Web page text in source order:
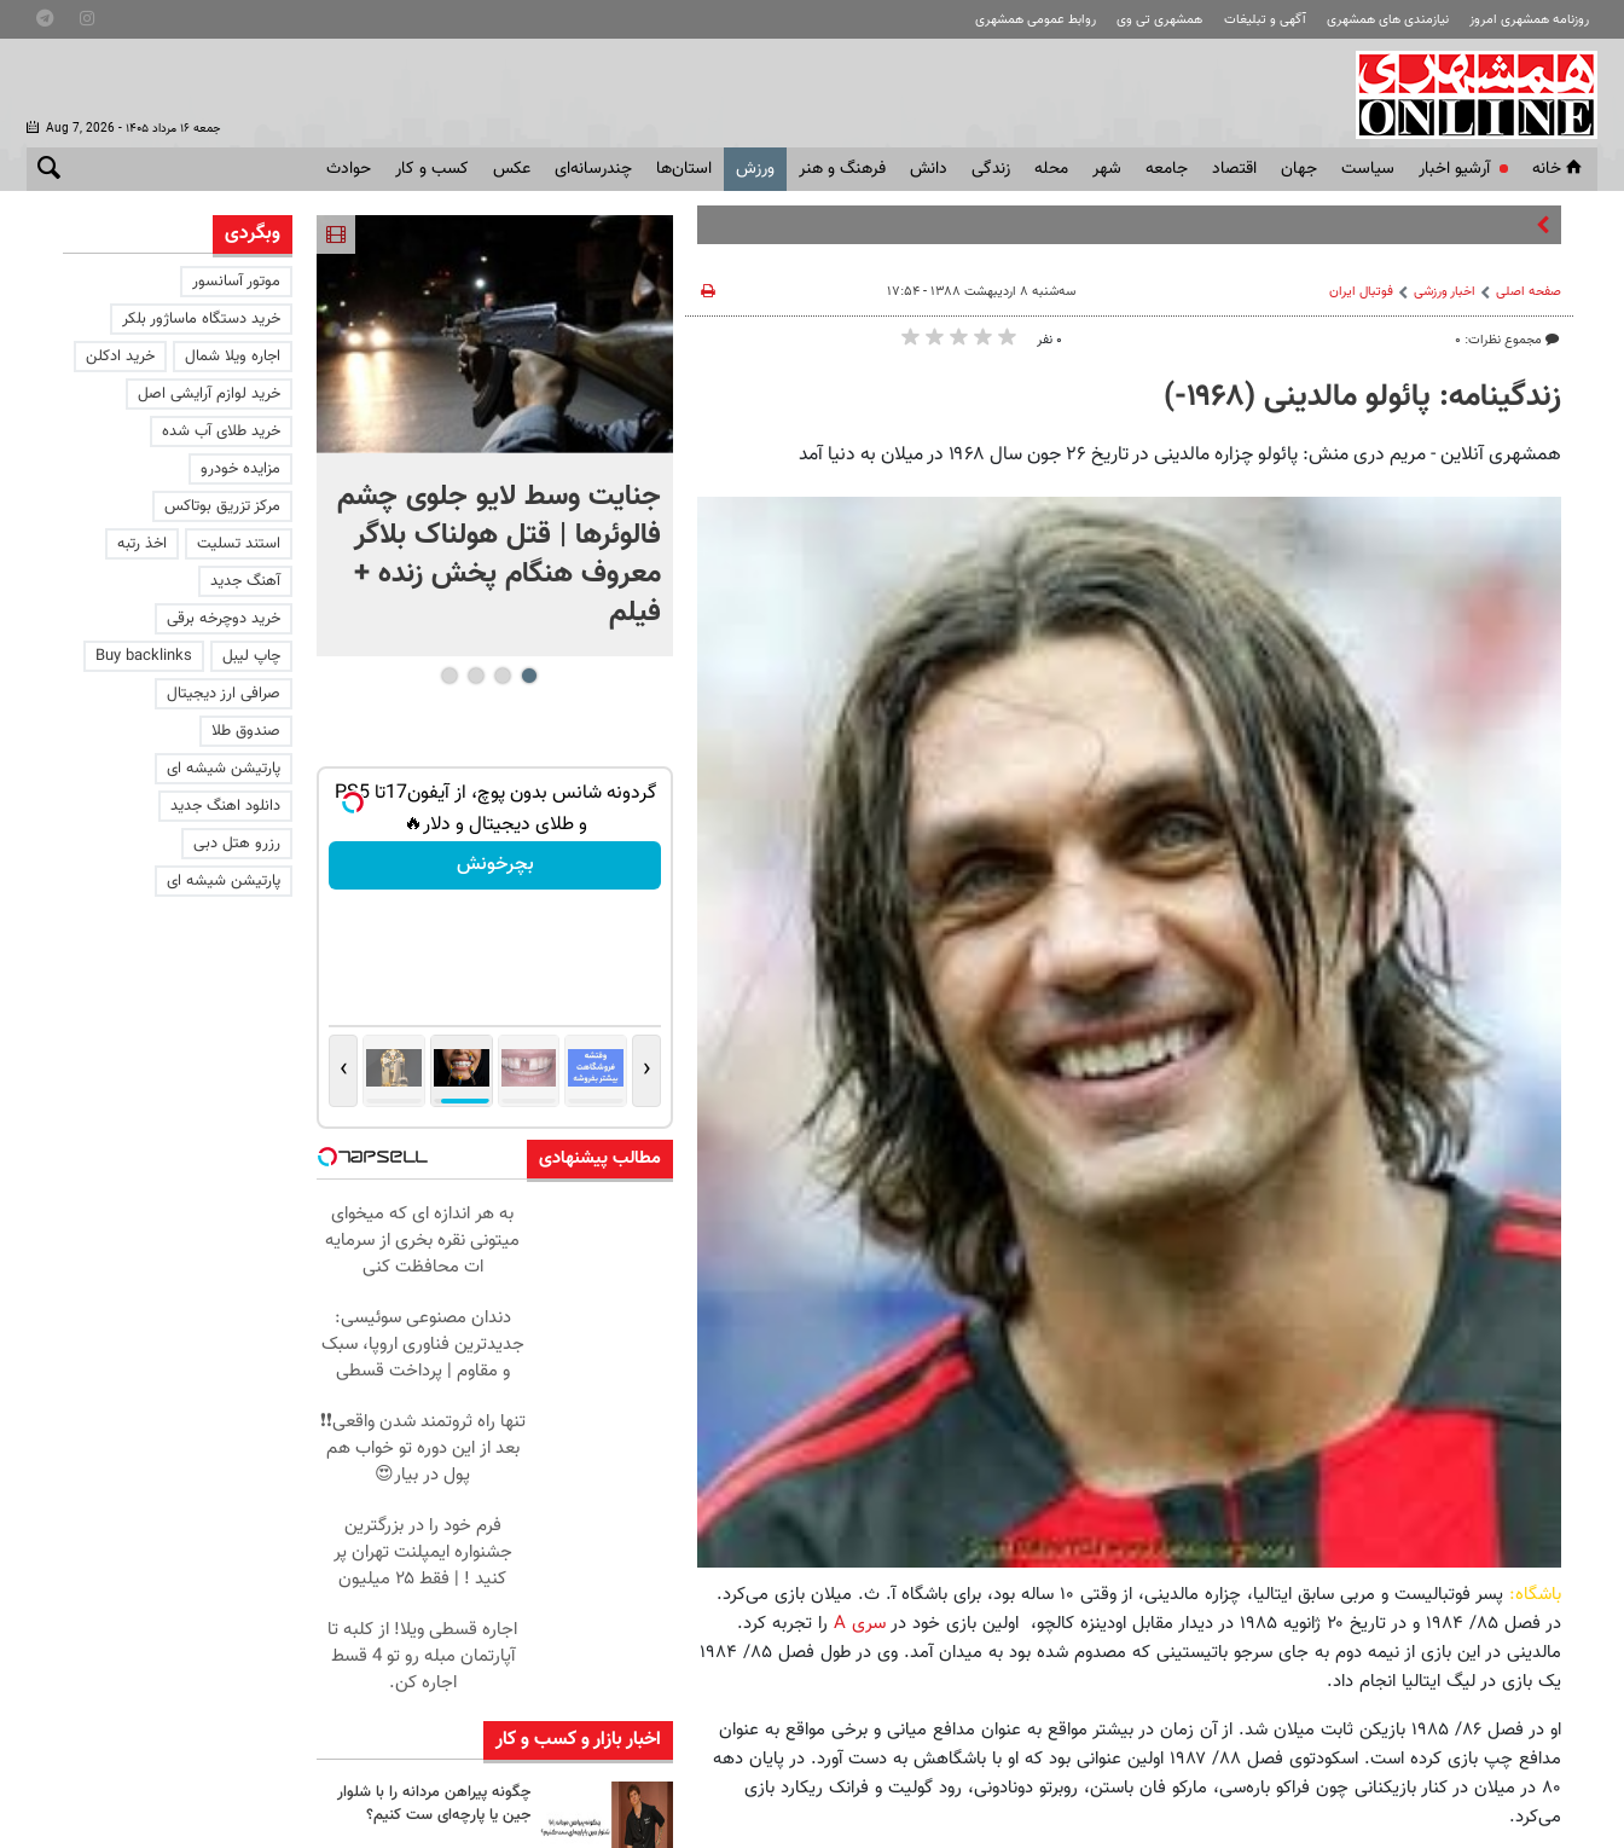
روزنامه همشهری امروز نیازمندی های همشهری آگهی و تبلیغات همشهری تی وی روابط عمومی همشهری
Aug 7, 2026 - جمعه ۱۶ مرداد ۱۴۰۵
خانه آرشیو اخبار سياست جهان اقتصاد جامعه شهر محله زندگی دانش فرهنگ و هنر ورزش استان‌ها چندرسانه‌ای عکس کسب و کار حوادث
صفحه اصلی اخبار ورزشی فوتبال ايران
مجموع نظرات: ۰
سه‌شنبه ۸ اردیبهشت ۱۳۸۸ - ۱۷:۵۴
۰ نفر
زندگینامه: پائولو مالدینی (۱۹۶۸-)
همشهری آنلاین - مریم دری منش: پائولو چزاره مالدینی در تاریخ ۲۶ جون سال ۱۹۶۸ در میلان به دنیا آمد
باشگاه:
پسر فوتبالیست و مربی سابق ایتالیا، چزاره مالدینی، از وقتی ۱۰ ساله بود، برای باشگاه آ. ث. میلان بازی می‌کرد.
در فصل ۸۵/ ۱۹۸۴ و در تاریخ ۲۰ ژانویه ۱۹۸۵ در دیدار مقابل اودینزه کالچو، ‌ اولین بازی خود در
سری A
را تجربه کرد.
مالدینی در این بازی از نیمه دوم به جای سرجو باتیستینی که مصدوم شده بود به میدان آمد. وی در طول فصل ۸۵/ ۱۹۸۴
یک بازی در لیگ ایتالیا انجام داد.
او در فصل ۸۶/ ۱۹۸۵ بازیکن ثابت میلان شد. از آن زمان در بیشتر مواقع به عنوان مدافع میانی و برخی مواقع به عنوان
مدافع چپ بازی کرده است. اسکودتوی فصل ۸۸/ ۱۹۸۷ اولین عنوانی بود که او با باشگاهش به دست آورد. در پایان دهه
۸۰ در میلان در کنار بازیکنانی چون فراکو باره‌سی، مارکو فان باستن، روبرتو دونادونی، رود گولیت و فرانک ریکارد بازی
می‌کرد.
اگر یک‌بار دیگر ایران به ما
حمله کند فلج می شویم
جنایت وسط لایو جلوی چشم
فالوئرها | قتل هولناک بلاگر
معروف هنگام پخش زنده +
فیلم
صحنه ای نادر از حیات
ایران در سبلان + فیلم
از اینجا شروع می‌شه، برای
درآمد بیشتر، آماده‌ای؟
به بزرگترین جشنواره ایمپلنت تهران خوش
اومدید! | فقط ۲۵ میلیون !
رزرورایگان نوبت
با این روش توی خونه،سفیدی و زیبایی
دندوناتو برگردون(40%off)
تخفیف ویژه!
گردونه شانس بدون پوچ، از آیفون17تا PS5
و طلای دیجیتال و دلار🔥
بچرخونش
‹
›
مطالب پیشنهادی
به هر اندازه ای که میخوای
میتونی نقره بخری از سرمایه
ات محافظت کنی
دندان مصنوعی سوئیسی:
جدیدترین فناوری اروپا، سبک
و مقاوم | پرداخت قسطی
تنها راه ثروتمند شدن واقعی❗❗
بعد از این دوره تو خواب هم
پول در بیار😍
فرم خود را در بزرگترین
جشنواره ایمپلنت تهران پر
کنید ! | فقط ۲۵ میلیون
اجاره‌ قسطی ویلا! از کلبه تا
آپارتمان مبله رو تو 4 قسط
اجاره کن.
اخبار بازار و کسب و کار
چگونه پیراهن مردانه را با شلوار
جین یا پارچه‌ای ست کنیم؟
وبگردی
موتور آسانسور
خرید دستگاه ماساژور بلکر
اجاره ویلا شمال
خرید ادکلن
خرید لوازم آرایشی اصل
خرید طلای آب شده
مزایده خودرو
مرکز تزریق بوتاکس
استند تسلیت
اخذ رتبه
آهنگ جدید
خرید دوچرخه برقی
چاپ لیبل
Buy backlinks
صرافی ارز دیجیتال
صندوق طلا
پارتیشن شیشه ای
دانلود اهنگ جدید
رزرو هتل دبی
پارتیشن شیشه ای